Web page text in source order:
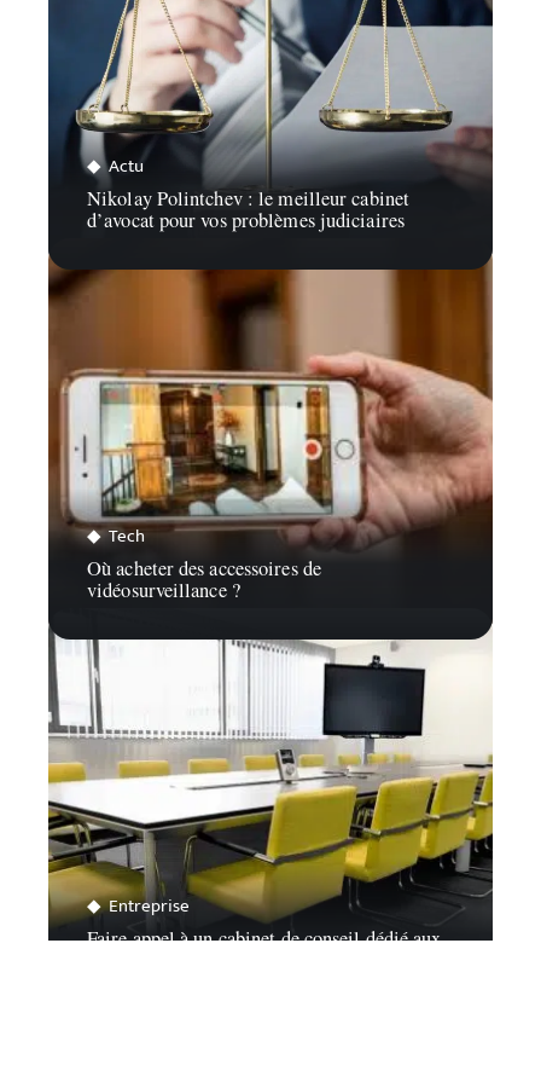
Actu
Nikolay Polintchev : le meilleur cabinet
d’avocat pour vos problèmes judiciaires
Tech
Où acheter des accessoires de
vidéosurveillance ?
Entreprise
Faire appel à un cabinet de conseil dédié aux